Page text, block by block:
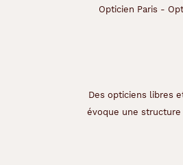
Opticien Paris -
Des opticiens libres
évoque une